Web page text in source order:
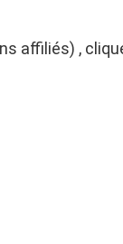
affiliés) ,